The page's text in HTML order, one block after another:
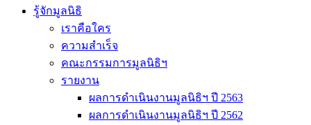
รู้จักมูลนิธิ
เราคือใคร
ความสำเร็จ
คณะกรรมการมูลนิธิฯ
รายงาน
ผลการดำเนินงานมูลนิธิฯ ปี 2563
ผลการดำเนินงานมูลนิธิฯ ปี 2562